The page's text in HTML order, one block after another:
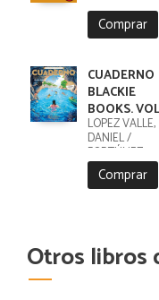
Comprar
CUADERNO
BLACKIE
BOOKS.
LÓPEZ VALLE,
DANIEL /
FORTÚNEZ,
CRISTOBAL
Comprar
Otros libros